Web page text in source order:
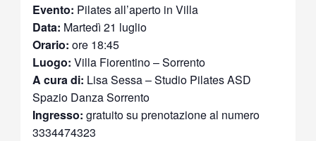
Evento: Pilates all’aperto in Villa
Data: Martedì 21 luglio
Orario: ore 18:45
Luogo: Villa Fiorentino – Sorrento
A cura di: Lisa Sessa – Studio Pilates ASD
Spazio Danza Sorrento
Ingresso: gratuito su prenotazione al numero
3334474323